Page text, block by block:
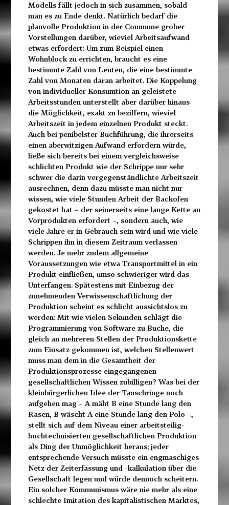
Modells fällt jedoch in sich zusammen, sobald
man es zu Ende denkt. Natürlich bedarf die
planvolle Produktion in der Commune grober
Vorstellungen darüber, wieviel Arbeitsaufwand
etwas erfordert: Um zum Beispiel einen
Wohnblock zu errichten, braucht es eine
bestimmte Zahl von Leuten, die eine bestimmte
Zahl von Monaten daran arbeitet. Die Koppelung
von individueller Konsumtion an geleistete
Arbeitsstunden unterstellt aber darüber hinaus
die Möglichkeit, exakt zu beziffern, wieviel
Arbeitszeit in jedem einzelnen Produkt steckt.
Auch bei penibelster Buchführung, die ihrerseits
einen aberwitzigen Aufwand erfordern würde,
ließe sich bereits bei einem vergleichsweise
schlichten Produkt wie der Schrippe nur sehr
schwer die darin vergegenständlichte Arbeitszeit
ausrechnen, denn dazu müsste man nicht nur
wissen, wie viele Stunden Arbeit der Backofen
gekostet hat – der seinerseits eine lange Kette an
Vorprodukten erfordert –, sondern auch, wie
viele Jahre er in Gebrauch sein wird und wie viele
Schrippen ihn in diesem Zeitraum verlassen
werden. Je mehr zudem allgemeine
Voraussetzungen wie etwa Transportmittel in ein
Produkt einfließen, umso schwieriger wird das
Unterfangen. Spätestens mit Einbezug der
zunehmenden Verwissenschaftlichung der
Produktion scheint es schlicht aussichtslos zu
werden: Mit wie vielen Sekunden schlägt die
Programmierung von Software zu Buche, die
gleich an mehreren Stellen der Produktionskette
zum Einsatz gekommen ist, welchen Stellenwert
muss man dem in die Gesamtheit der
Produktionsprozesse eingegangenen
gesellschaftlichen Wissen zubilligen? Was bei der
kleinbürgerlichen Idee der Tauschringe noch
aufgehen mag – A mäht B eine Stunde lang den
Rasen, B wäscht A eine Stunde lang den Polo –,
stellt sich auf dem Niveau einer arbeitsteilig-
hochtechnisierten gesellschaftlichen Produktion
als Ding der Unmöglichkeit heraus; jeder
entsprechende Versuch müsste ein engmaschiges
Netz der Zeiterfassung und -kalkulation über die
Gesellschaft legen und würde dennoch scheitern.
Ein solcher Kommunismus wäre nie mehr als eine
schlechte Imitation des kapitalistischen Marktes,